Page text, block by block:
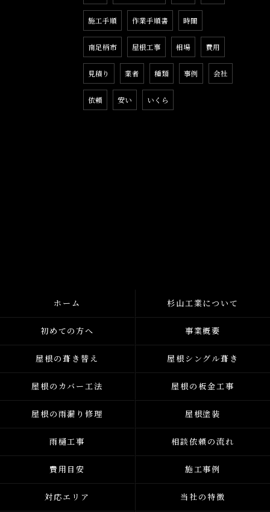
施工手順 作業手順書 時間
南足柄市 屋根工事 相場 費用
見積り 業者 種類 事例 会社
依頼 安い いくら
ホーム 杉山工業について
初めての方へ 事業概要
屋根の葺き替え 屋根シングル葺き
屋根のカバー工法 屋根の板金工事
屋根の雨漏り修理 屋根塗装
雨樋工事 相談依頼の流れ
費用目安 施工事例
対応エリア 当社の特徴